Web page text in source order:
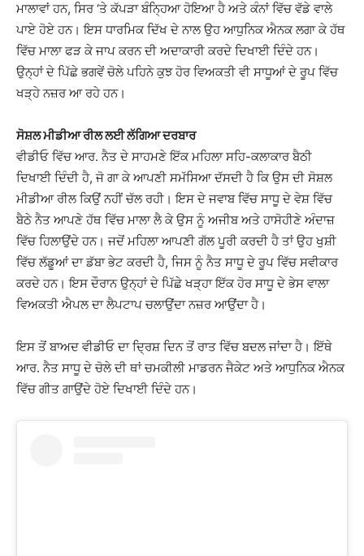
ਮਾਲਾਵਾਂ ਹਨ, ਸਿਰ ‘ਤੇ ਕੱਪੜਾ ਬੰਨ੍ਹਿਆ ਹੋਇਆ ਹੈ ਅਤੇ ਕੰਨਾਂ ਵਿੱਚ ਵੱਡੇ ਵਾਲੇ
ਪਾਏ ਹੋਏ ਹਨ। ਇਸ ਧਾਰਮਿਕ ਦਿੱਖ ਦੇ ਨਾਲ ਉਹ ਆਧੁਨਿਕ ਐਨਕ ਲਗਾ ਕੇ ਹੱਥ
ਵਿੱਚ ਮਾਲਾ ਫੜ ਕੇ ਜਾਪ ਕਰਨ ਦੀ ਅਦਾਕਾਰੀ ਕਰਦੇ ਦਿਖਾਈ ਦਿੰਦੇ ਹਨ।
ਉਨ੍ਹਾਂ ਦੇ ਪਿੱਛੇ ਭਗਵੇਂ ਚੋਲੇ ਪਹਿਨੇ ਕੁਝ ਹੋਰ ਵਿਅਕਤੀ ਵੀ ਸਾਧੂਆਂ ਦੇ ਰੂਪ ਵਿੱਚ
ਖੜ੍ਹੇ ਨਜ਼ਰ ਆ ਰਹੇ ਹਨ।
ਸੋਸ਼ਲ ਮੀਡੀਆ ਰੀਲ ਲਈ ਲੱਗਿਆ ਦਰਬਾਰ
ਵੀਡੀਓ ਵਿੱਚ ਆਰ. ਨੈਤ ਦੇ ਸਾਹਮਣੇ ਇੱਕ ਮਹਿਲਾ ਸਹਿ-ਕਲਾਕਾਰ ਬੈਠੀ
ਦਿਖਾਈ ਦਿੰਦੀ ਹੈ, ਜੋ ਗਾ ਕੇ ਆਪਣੀ ਸਮੱਸਿਆ ਦੱਸਦੀ ਹੈ ਕਿ ਉਸ ਦੀ ਸੋਸ਼ਲ
ਮੀਡੀਆ ਰੀਲ ਕਿਉਂ ਨਹੀਂ ਚੱਲ ਰਹੀ। ਇਸ ਦੇ ਜਵਾਬ ਵਿੱਚ ਸਾਧੂ ਦੇ ਵੇਸ਼ ਵਿੱਚ
ਬੈਠੇ ਨੈਤ ਆਪਣੇ ਹੱਥ ਵਿੱਚ ਮਾਲਾ ਲੈ ਕੇ ਉਸ ਨੂੰ ਅਜੀਬ ਅਤੇ ਹਾਸੋਹੀਣੇ ਅੰਦਾਜ਼
ਵਿੱਚ ਹਿਲਾਉਂਦੇ ਹਨ। ਜਦੋਂ ਮਹਿਲਾ ਆਪਣੀ ਗੱਲ ਪੂਰੀ ਕਰਦੀ ਹੈ ਤਾਂ ਉਹ ਖੁਸ਼ੀ
ਵਿੱਚ ਲੱਡੂਆਂ ਦਾ ਡੱਬਾ ਭੇਟ ਕਰਦੀ ਹੈ, ਜਿਸ ਨੂੰ ਨੈਤ ਸਾਧੂ ਦੇ ਰੂਪ ਵਿੱਚ ਸਵੀਕਾਰ
ਕਰਦੇ ਹਨ। ਇਸ ਦੌਰਾਨ ਉਨ੍ਹਾਂ ਦੇ ਪਿੱਛੇ ਖੜ੍ਹਾ ਇੱਕ ਹੋਰ ਸਾਧੂ ਦੇ ਭੇਸ ਵਾਲਾ
ਵਿਅਕਤੀ ਐਪਲ ਦਾ ਲੈਪਟਾਪ ਚਲਾਉਂਦਾ ਨਜ਼ਰ ਆਉਂਦਾ ਹੈ।
ਇਸ ਤੋਂ ਬਾਅਦ ਵੀਡੀਓ ਦਾ ਦ੍ਰਿਸ਼ ਦਿਨ ਤੋਂ ਰਾਤ ਵਿੱਚ ਬਦਲ ਜਾਂਦਾ ਹੈ। ਇੱਥੇ
ਆਰ. ਨੈਤ ਸਾਧੂ ਦੇ ਚੋਲੇ ਦੀ ਥਾਂ ਚਮਕੀਲੀ ਮਾਡਰਨ ਜੈਕੇਟ ਅਤੇ ਆਧੁਨਿਕ ਐਨਕ
ਵਿੱਚ ਗੀਤ ਗਾਉਂਦੇ ਹੋਏ ਦਿਖਾਈ ਦਿੰਦੇ ਹਨ।